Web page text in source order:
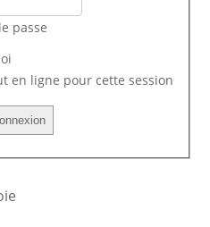
passe
en ligne pour cette session